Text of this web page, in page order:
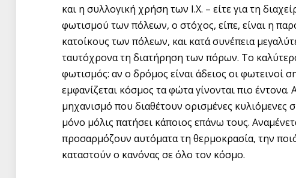
και η συλλογική χρήση των Ι.Χ. – είτε για τη
φωτισμού των πόλεων, ο στόχος, είπε, είναι η
κατοίκους των πόλεων, και κατά συνέπεια
ταυτόχρονα τη διατήρηση των πόρων. Το
φωτισμός: αν ο δρόμος είναι άδειος οι φωτεινοί
εμφανίζεται κόσμος τα φώτα γίνονται πιο
μηχανισμό που διαθέτουν ορισμένες κυλιόμενες
μόνο μόλις πατήσει κάποιος επάνω τους.
προσαρμόζουν αυτόματα τη θερμοκρασία, την
καταστούν ο κανόνας σε όλο τον κόσμο.